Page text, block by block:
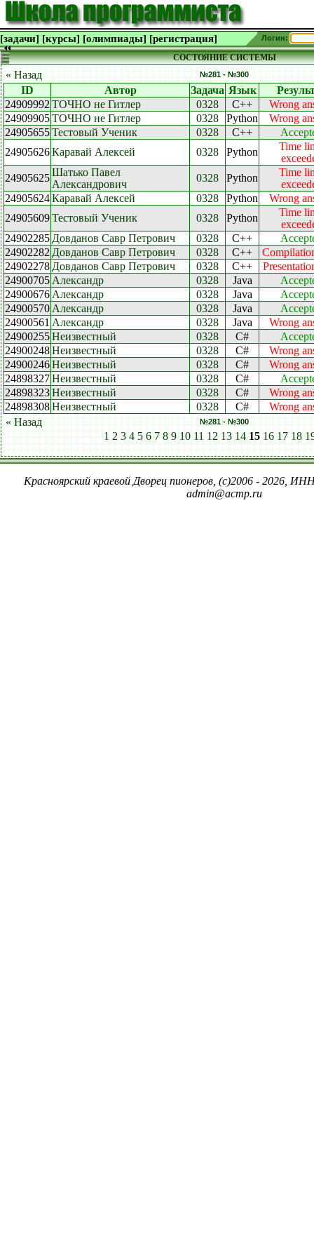
[задачи] [курсы] [олимпиады] [регистрация] Логин:
СОСТОЯНИЕ СИСТЕМЫ
« Назад №281 - №300
ID Автор Задача Язык
24909992 ТОЧНО не Гитлер 0328 C++
Wrong
24909905ТОЧНО не Гитлер 0328 Python
Wrong
24905655Тестовый Ученик 0328 C++
24905626Каравай Алексей 0328 Python
Time
24905625Шатько Павел
Александрович
0328 Python
Time
24905624Каравай Алексей 0328 Python
Wrong
24905609Тестовый Ученик 0328 Python
Time
24902285 Довданов Савр Петрович 0328 C++
24902282 Довданов Савр Петрович 0328 C++
24902278 Довданов Савр Петрович 0328 C++
24900705 Александр 0328 Java
24900676 Александр 0328 Java
24900570 Александр 0328 Java
24900561 Александр 0328 Java
Wrong
24900255Неизвестный 0328 C#
24900248Неизвестный 0328 C#
Wrong
24900246Неизвестный 0328 C#
Wrong
24898327Неизвестный 0328 C#
24898323Неизвестный 0328 C#
Wrong
24898308Неизвестный 0328 C#
Wrong
« Назад
№281 - №300
1 2 3 4 5 6 7 8 9 10 11 12 13 14 15 16 17 18
Красноярский краевой Дворец пионеров, (c)2006 - 2026,
admin@acmp.ru